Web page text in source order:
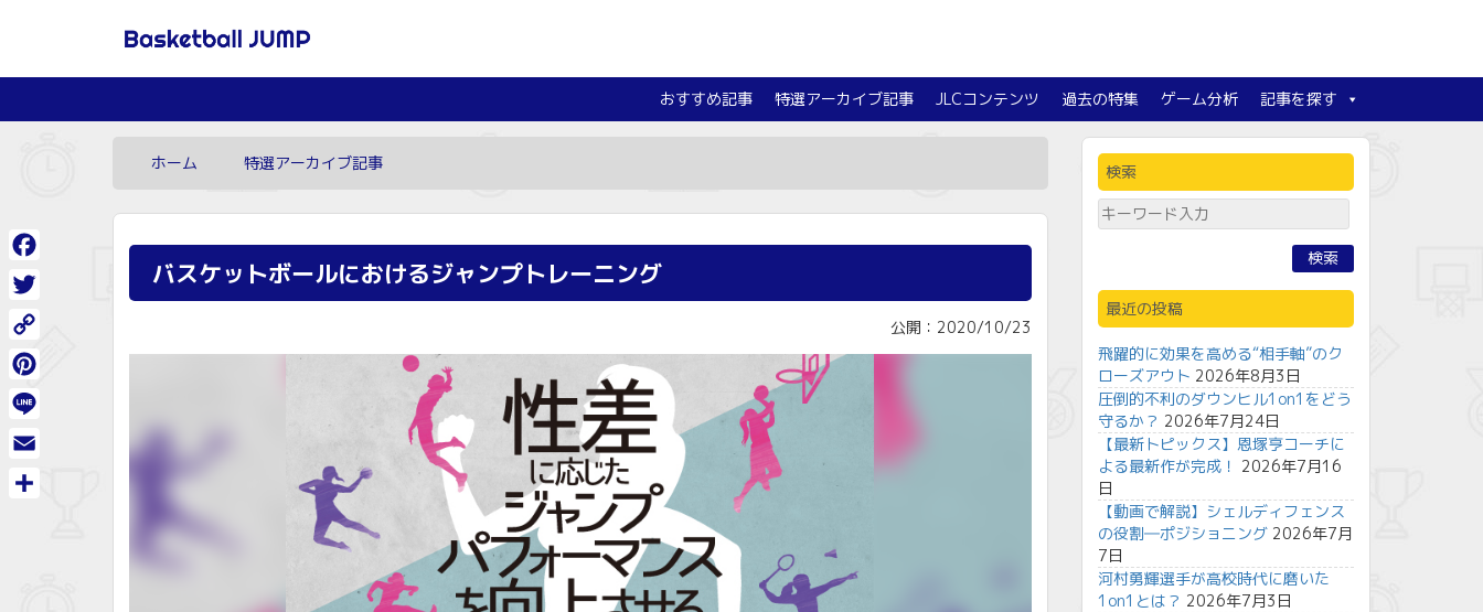
おすすめ記事 特選アーカイブ記事 JLCコンテンツ 過去の特集 ゲーム分析 記事を探す
ホーム 特選アーカイブ記事
バスケットボールにおけるジャンプトレーニング
公開：2020/10/23
検索
検索
最近の投稿
飛躍的に効果を高める“相手軸”のク
ローズアウト 2026年8月3日
圧倒的不利のダウンヒル1on1をどう
守るか？ 2026年7月24日
【最新トピックス】恩塚亨コーチに
よる最新作が完成！ 2026年7月16
日
【動画で解説】シェルディフェンス
の役割―ポジショニング 2026年7月
7日
河村勇輝選手が高校時代に磨いた
1on1とは？ 2026年7月3日
Facebook
Twitter
Copy
Link
Pinterest
Line
Email